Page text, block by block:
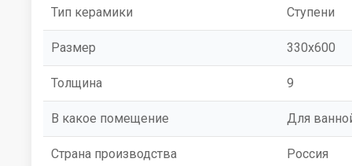
Тип керамики Ступени
Размер 330x600
Толщина 9
В какое помещение Для
Страна производства Россия